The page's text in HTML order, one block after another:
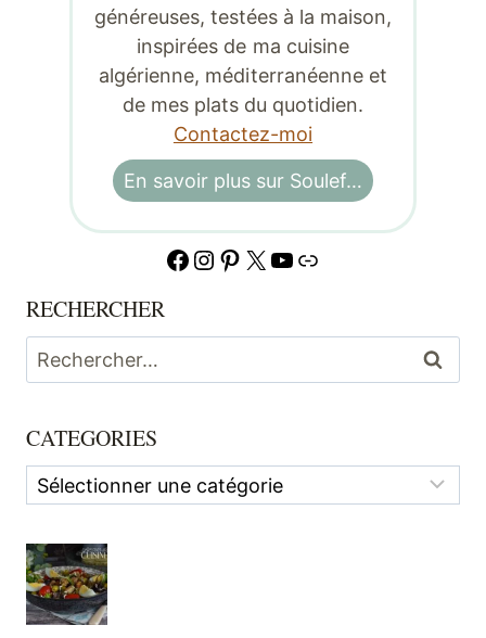
généreuses, testées à la maison,
inspirées de ma cuisine
algérienne, méditerranéenne et
de mes plats du quotidien.
Contactez-moi
En savoir plus sur Soulef…
Facebook
Instagram
Pinterest
X YouTube
Lien
RECHERCHER
Rechercher :
CATEGORIES
Categories